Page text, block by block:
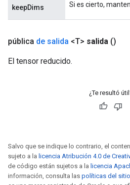
keepDims Si es cierto,
pública de salida <T> salida ()
El tensor reducido.
¿Te resultó
Salvo que se indique lo contrario, el
sujeto a la licencia Atribución 4.0 de
de código están sujetos a la licencia
información, consulta las políticas del